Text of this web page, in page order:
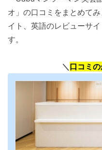
オ」の口コミをまとめて
イト、英語のレビューサ
す。
＼ 口コミ